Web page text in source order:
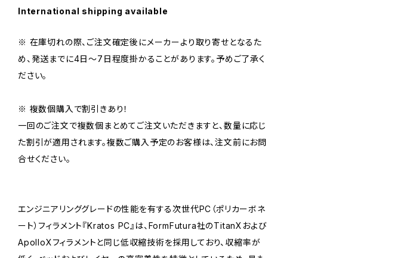
International shipping available
※ 在庫切れの際、ご注文確定後にメーカーより取り寄せとなるた
め、発送までに4日～7日程度掛かることがあります。予めご了承く
ださい。
※ 複数個購入で割引きあり！
一回のご注文で複数個まとめてご注文いただきますと、数量に応じ
た割引が適用されます。複数ご購入予定のお客様は、注文前にお問
合せください。
エンジニアリンググレードの性能を有する次世代PC（ポリカーボネ
ート）フィラメント『Kratos PC』は、FormFutura社のTitanXおよび
ApolloXフィラメントと同じ低収縮技術を採用しており、収縮率が